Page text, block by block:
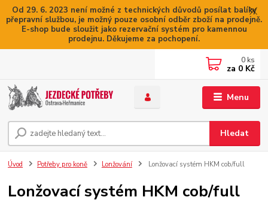
Od 29. 6. 2023 není možné z technických důvodů posílat balíky
přepravní službou, je možný pouze osobní odběr zboží na prodejně.
E-shop bude sloužit jako rezervační systém pro kamennou
prodejnu. Děkujeme za pochopení.
Menu
Hledat
0 ks
za 0 Kč
Úvod Potřeby pro koně Lonžování Lonžovací systém HKM cob/full
Lonžovací systém HKM cob/full